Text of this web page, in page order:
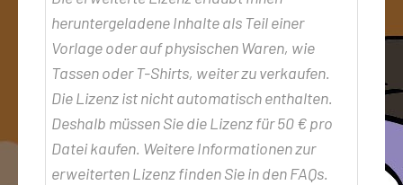
heruntergeladene Inhalte als Teil einer
Vorlage oder auf physischen Waren, wie
Tassen oder T-Shirts, weiter zu verkaufen.
Die Lizenz ist nicht automatisch enthalten.
Deshalb müssen Sie die Lizenz für 50 € pro
Datei kaufen. Weitere Informationen zur
erweiterten Lizenz finden Sie in den FAQs.